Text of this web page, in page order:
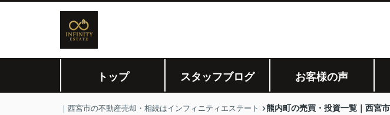
トップ スタッフブログ お客様の声
｜西宮市の不動産売却・相続はインフィニティエステート 熊内町の売買・投資一覧｜西宮